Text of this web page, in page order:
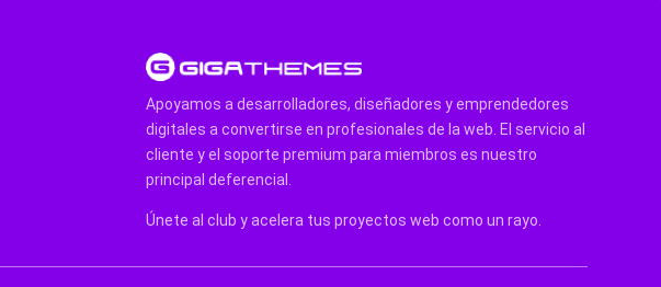
Apoyamos a desarrolladores, diseñadores y emprendedores
digitales a convertirse en profesionales de la web. El servicio al
cliente y el soporte premium para miembros es nuestro
principal deferencial.
Únete al club y acelera tus proyectos web como un rayo.